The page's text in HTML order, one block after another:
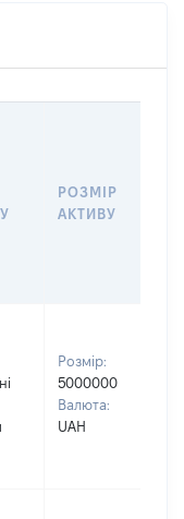
РОЗМІР
АКТИВУ
Розмір:
5000000
Валюта:
UAH